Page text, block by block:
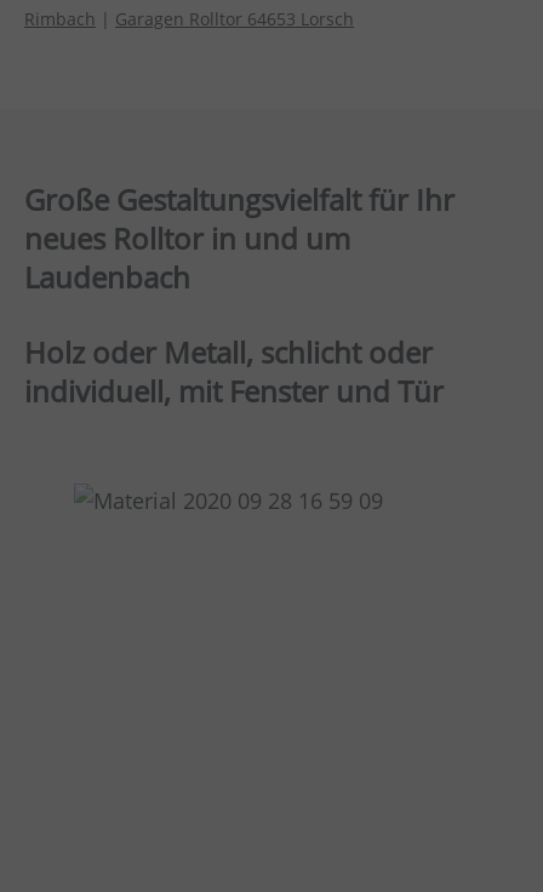
Rimbach | Garagen Rolltor 64653 Lorsch
Große Gestaltungsvielfalt für Ihr
neues Rolltor in und um
Laudenbach
Holz oder Metall, schlicht oder
individuell, mit Fenster und Tür